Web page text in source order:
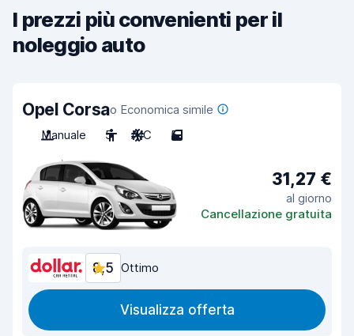
I prezzi più convenienti per il
noleggio auto
Opel Corsao Economica simile
Manuale
5 A/C 5
31,27 €
al giorno
Cancellazione gratuita
8,5 Ottimo
Visualizza offerta